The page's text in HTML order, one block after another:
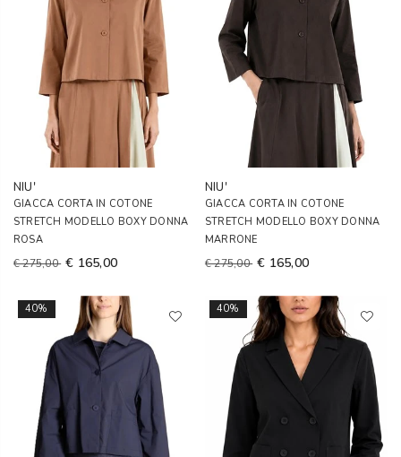
NIU'
GIACCA CORTA IN COTONE
STRETCH MODELLO BOXY DONNA
ROSA
€ 275,00 € 165,00
NIU'
GIACCA CORTA IN COTONE
STRETCH MODELLO BOXY DONNA
MARRONE
€ 275,00 € 165,00
40% 40%